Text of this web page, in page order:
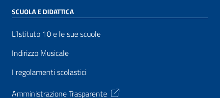
SCUOLA E DIDATTICA
L’Istituto 10 e le sue scuole
Indirizzo Musicale
I regolamenti scolastici
Amministrazione Trasparente